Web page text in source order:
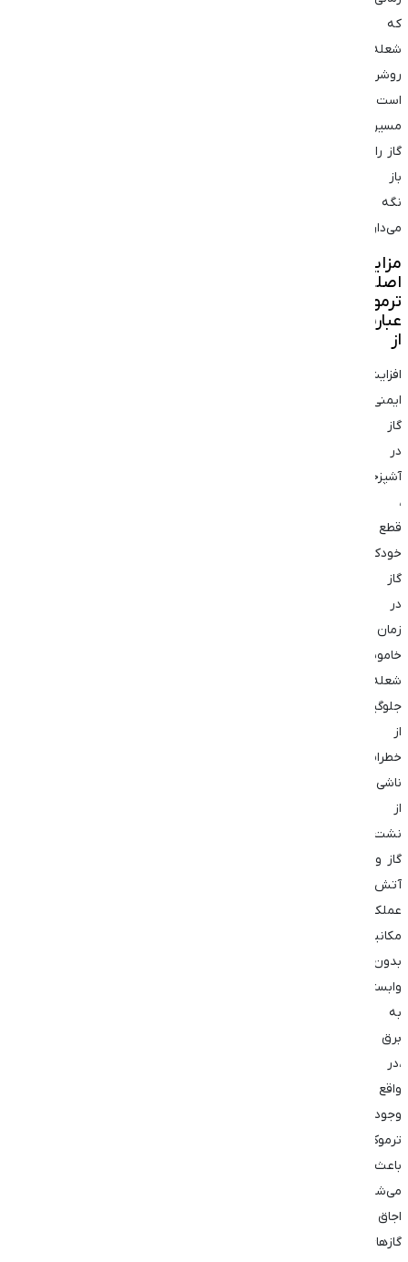
که
شعله
روشن
است،
مسیر
گاز را
باز
نگه
می‌دارد.
مزایای
اصلی
ترموکوپل
عبارت‌اند
از
افزایش
ایمنی
گاز
در
آشپزخانه
،
قطع
خودکار
گاز
در
زمان
خاموشی
شعله،
جلوگیری
از
خطرات
ناشی
از
نشت
گاز و
آتش‌سوزی،
عملکرد
مکانیکی
بدون
وابستگی
به
برق
،در
واقع
وجود
ترموکوپل
باعث
می‌شود
اجاق
گازهای